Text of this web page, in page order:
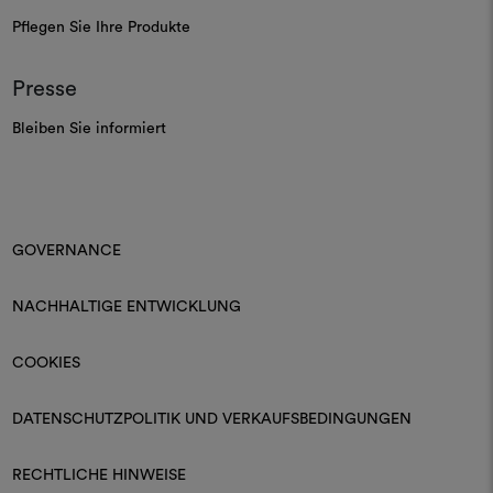
Pflegen Sie Ihre Produkte
Presse
Bleiben Sie informiert
GOVERNANCE
NACHHALTIGE ENTWICKLUNG
COOKIES
DATENSCHUTZPOLITIK UND VERKAUFSBEDINGUNGEN
RECHTLICHE HINWEISE